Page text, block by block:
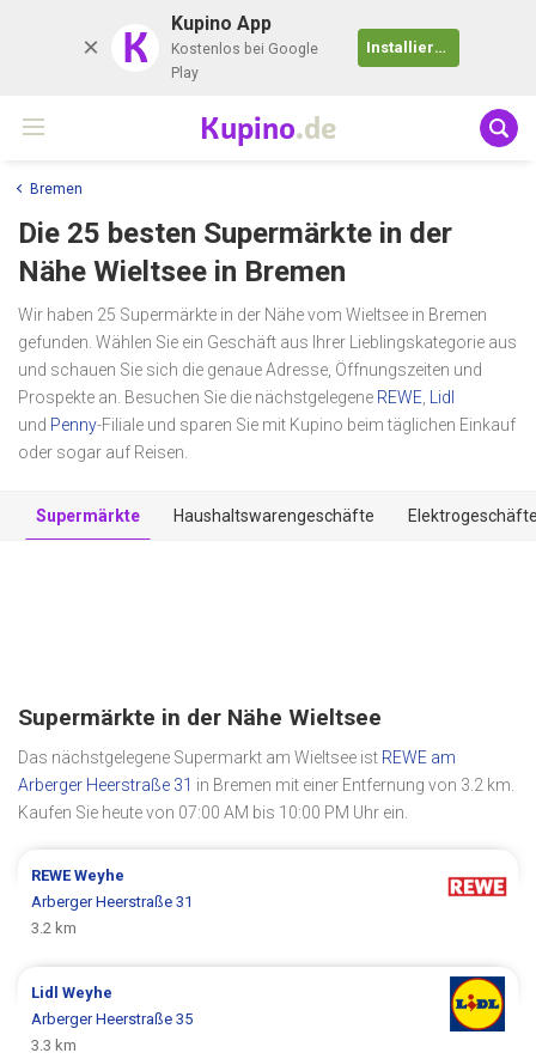
K Kupino App
Kostenlos bei Google
Play
Installieren
Kupino.de
Bremen
Die 25 besten Supermärkte in der
Nähe Wieltsee in Bremen
Wir haben 25 Supermärkte in der Nähe vom Wieltsee in Bremen
gefunden. Wählen Sie ein Geschäft aus Ihrer Lieblingskategorie aus
und schauen Sie sich die genaue Adresse, Öffnungszeiten und
Prospekte an. Besuchen Sie die nächstgelegene REWE Lidl
und Penny-Filiale und sparen Sie mit Kupino beim täglichen Einkauf
oder sogar auf Reisen.
Supermärkte Haushaltswarengeschäfte
Supermärkte in der Nähe Wieltsee
Das nächstgelegene Supermarkt am Wieltsee ist REWE am
Arberger Heerstraße 31 in Bremen mit einer Entfernung von 3.2 km.
Kaufen Sie heute von 07:00 AM bis 10:00 PM Uhr ein.
REWEWeyhe
Arberger Heerstraße 31
3.2 km
LidlWeyhe
Arberger Heerstraße 35
3.3 km